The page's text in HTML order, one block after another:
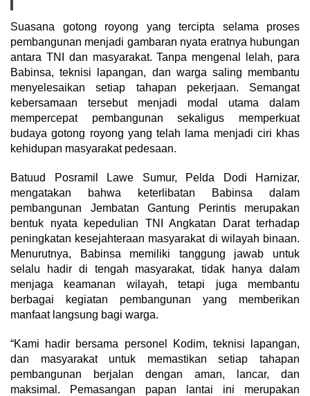
Suasana gotong royong yang tercipta selama proses
pembangunan menjadi gambaran nyata eratnya hubungan
antara TNI dan masyarakat. Tanpa mengenal lelah, para
Babinsa, teknisi lapangan, dan warga saling membantu
menyelesaikan setiap tahapan pekerjaan. Semangat
kebersamaan tersebut menjadi modal utama dalam
mempercepat pembangunan sekaligus memperkuat
budaya gotong royong yang telah lama menjadi ciri khas
kehidupan masyarakat pedesaan.
Batuud Posramil Lawe Sumur, Pelda Dodi Harnizar,
mengatakan bahwa keterlibatan Babinsa dalam
pembangunan Jembatan Gantung Perintis merupakan
bentuk nyata kepedulian TNI Angkatan Darat terhadap
peningkatan kesejahteraan masyarakat di wilayah binaan.
Menurutnya, Babinsa memiliki tanggung jawab untuk
selalu hadir di tengah masyarakat, tidak hanya dalam
menjaga keamanan wilayah, tetapi juga membantu
berbagai kegiatan pembangunan yang memberikan
manfaat langsung bagi warga.
“Kami hadir bersama personel Kodim, teknisi lapangan,
dan masyarakat untuk memastikan setiap tahapan
pembangunan berjalan dengan aman, lancar, dan
maksimal. Pemasangan papan lantai ini merupakan